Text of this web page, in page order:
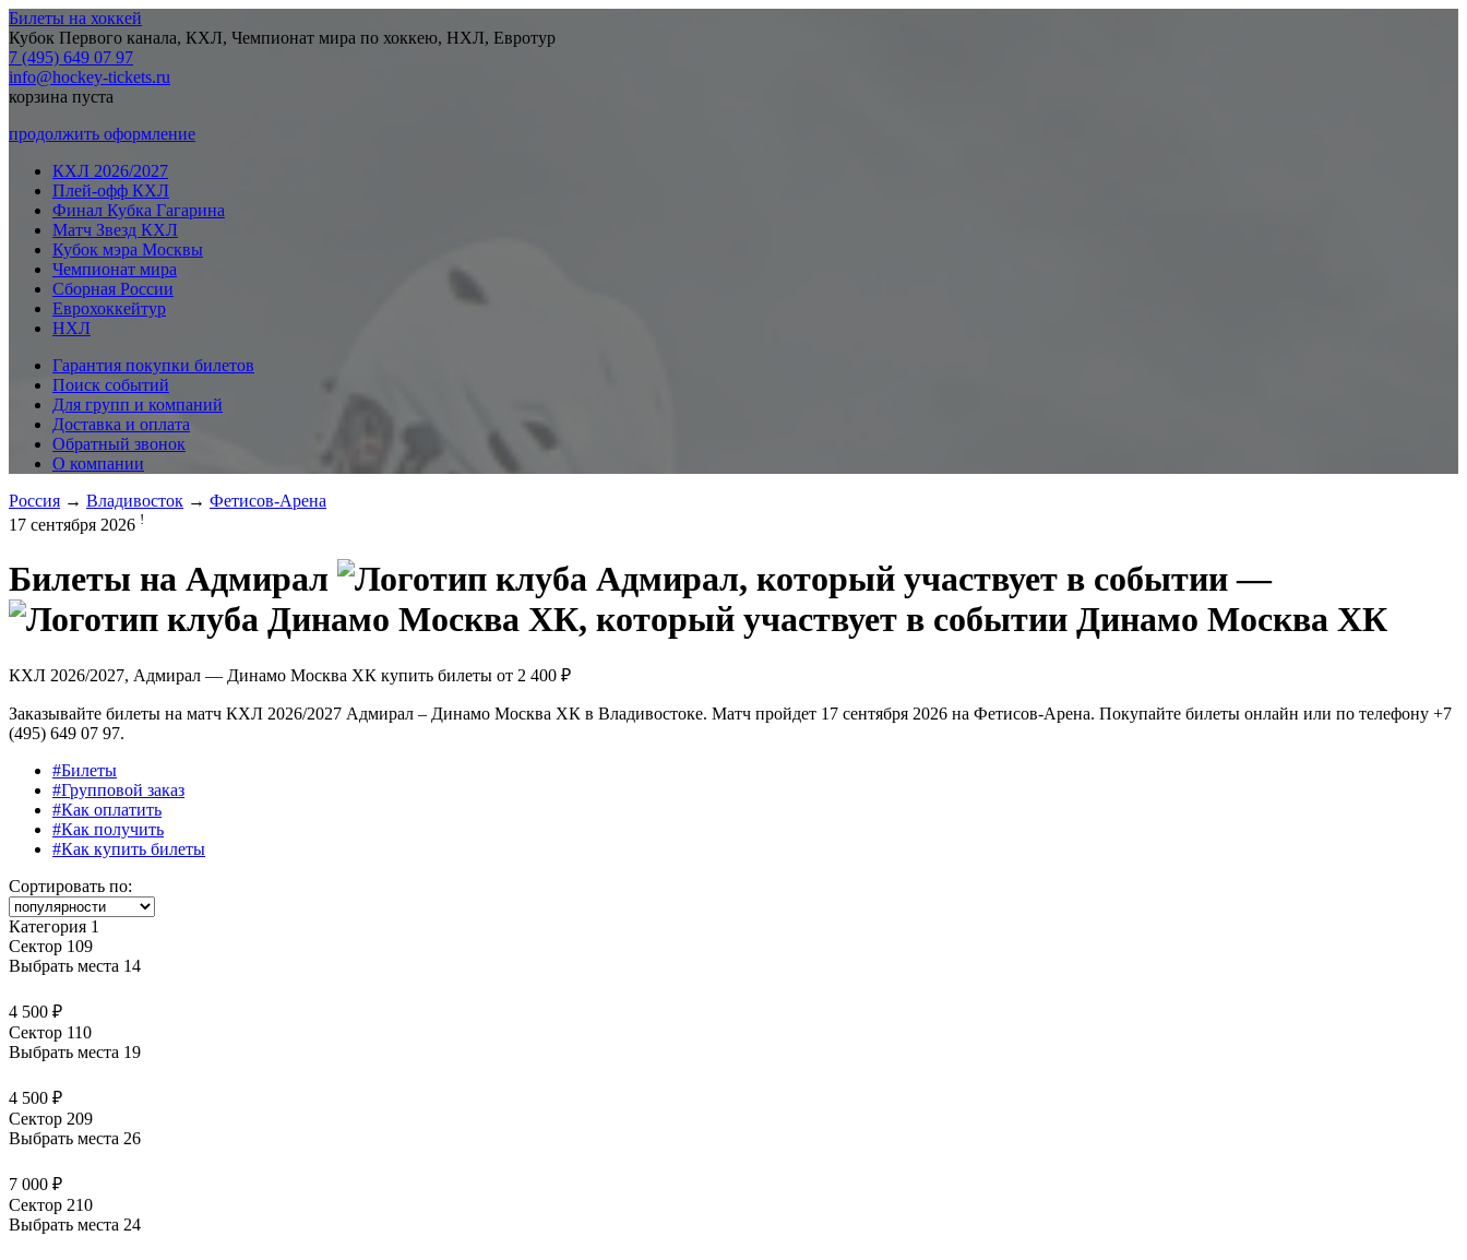
Билеты на хоккей
Кубок Первого канала, КХЛ, Чемпионат мира по хоккею, НХЛ, Евротур
7 (495) 649 07 97
info@hockey-tickets.ru
корзина пуста
продолжить оформление
КХЛ 2026/2027
Плей-офф КХЛ
Финал Кубка Гагарина
Матч Звезд КХЛ
Кубок мэра Москвы
Чемпионат мира
Сборная России
Еврохоккейтур
НХЛ
Гарантия покупки билетов
Поиск событий
Для групп и компаний
Доставка и оплата
Обратный звонок
О компании
Россия → Владивосток → Фетисов-Арена
17 сентября 2026 !
Билеты на Адмирал
—
Динамо Москва ХК
КХЛ 2026/2027, Адмирал — Динамо Москва ХК купить билеты от 2 400 ₽
Заказывайте билеты на матч КХЛ 2026/2027 Адмирал – Динамо Москва ХК в Владивостоке. Матч пройдет 17 сентября 2026 на Фетисов-Арена. Покупайте билеты онлайн или по телефону +7
(495) 649 07 97.
#Билеты
#Групповой заказ
#Как оплатить
#Как получить
#Как купить билеты
Сортировать по:
Категория 1
Сектор 109
Выбрать места 14
4 500 ₽
Сектор 110
Выбрать места 19
4 500 ₽
Сектор 209
Выбрать места 26
7 000 ₽
Сектор 210
Выбрать места 24